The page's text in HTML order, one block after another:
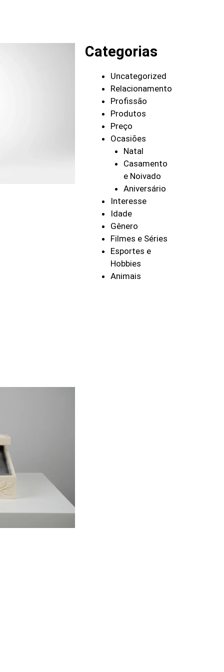
Categorias
Uncategorized
Relacionamento
Profissão
Produtos
Preço
Ocasiões
Natal
Casamento
e Noivado
Aniversário
Interesse
Idade
Gênero
Filmes e Séries
Esportes e
Hobbies
Animais